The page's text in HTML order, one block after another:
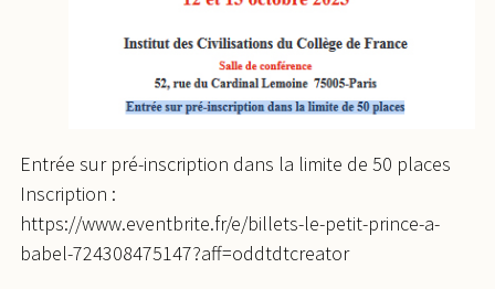
Entrée sur pré-inscription dans la limite de 50 places
Inscription :
https://www.eventbrite.fr/e/billets-le-petit-prince-a-
babel-724308475147?aff=oddtdtcreator